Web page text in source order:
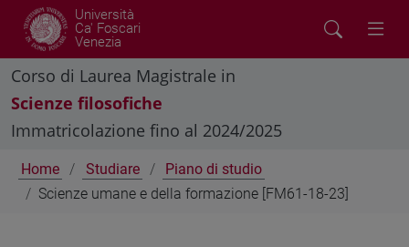
Università
Ca' Foscari
Venezia
Corso di Laurea Magistrale in
Scienze filosofiche
Immatricolazione fino al 2024/2025
Home Studiare
Piano di studio
Scienze umane e della formazione [FM61-18-23]